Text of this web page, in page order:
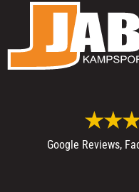
Google Reviews,